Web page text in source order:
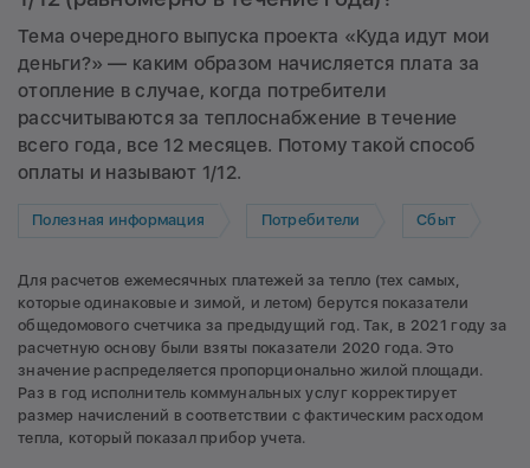
Тема очередного выпуска проекта «Куда идут мои
деньги?» — каким образом начисляется плата за
отопление в случае, когда потребители
рассчитываются за теплоснабжение в течение
всего года, все 12 месяцев. Потому такой способ
оплаты и называют 1/12.
Полезная информация Потребители Сбыт
Для расчетов ежемесячных платежей за тепло (тех самых,
которые одинаковые и зимой, и летом) берутся показатели
общедомового счетчика за предыдущий год. Так, в 2021 году за
расчетную основу были взяты показатели 2020 года. Это
значение распределяется пропорционально жилой площади.
Раз в год исполнитель коммунальных услуг корректирует
размер начислений в соответствии с фактическим расходом
тепла, который показал прибор учета.